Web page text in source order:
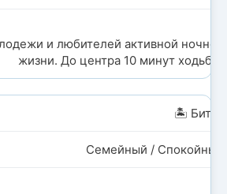
и любителей активной ночной
жизни. До центра 10 минут ходьбы.
🏝️ Битез
Семейный / Спокойный